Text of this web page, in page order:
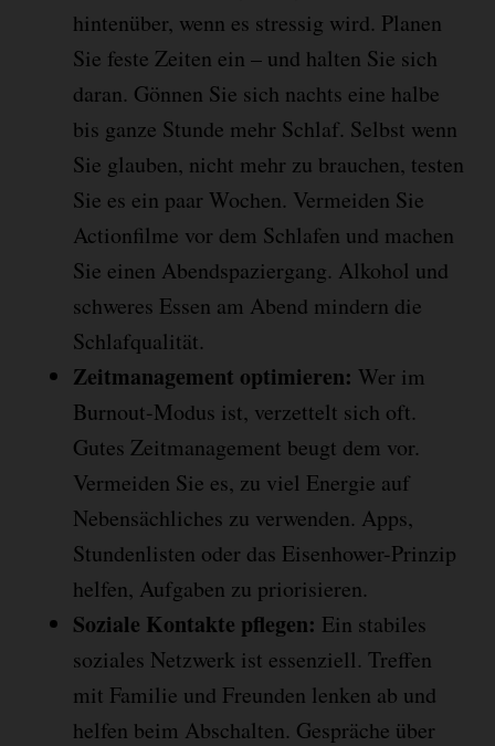
hintenüber, wenn es stressig wird. Planen
Sie feste Zeiten ein – und halten Sie sich
daran. Gönnen Sie sich nachts eine halbe
bis ganze Stunde mehr Schlaf. Selbst wenn
Sie glauben, nicht mehr zu brauchen, testen
Sie es ein paar Wochen. Vermeiden Sie
Actionfilme vor dem Schlafen und machen
Sie einen Abendspaziergang. Alkohol und
schweres Essen am Abend mindern die
Schlafqualität.
Zeitmanagement optimieren: Wer im
Burnout-Modus ist, verzettelt sich oft.
Gutes Zeitmanagement beugt dem vor.
Vermeiden Sie es, zu viel Energie auf
Nebensächliches zu verwenden. Apps,
Stundenlisten oder das Eisenhower-Prinzip
helfen, Aufgaben zu priorisieren.
Soziale Kontakte pflegen: Ein stabiles
soziales Netzwerk ist essenziell. Treffen
mit Familie und Freunden lenken ab und
helfen beim Abschalten. Gespräche über